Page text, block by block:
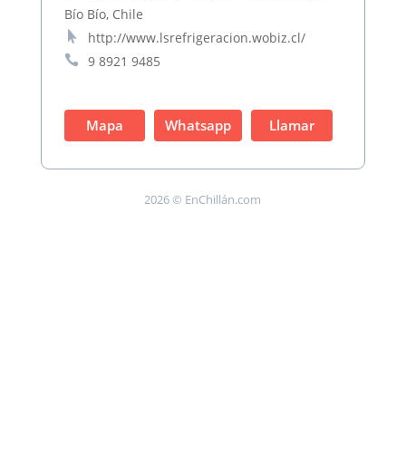
Bío Bío, Chile
 http://www.lsrefrigeracion.wobiz.cl/
 9 8921 9485
Mapa Whatsapp Llamar
2026 © EnChillán.com